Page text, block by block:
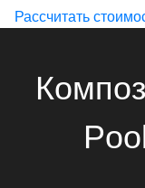
Рассчитать